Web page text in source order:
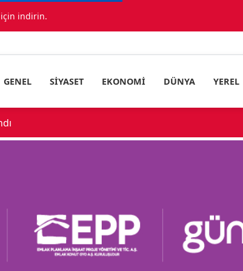
için indirin.
GENEL SIYASET EKONOMI DÜNYA YEREL